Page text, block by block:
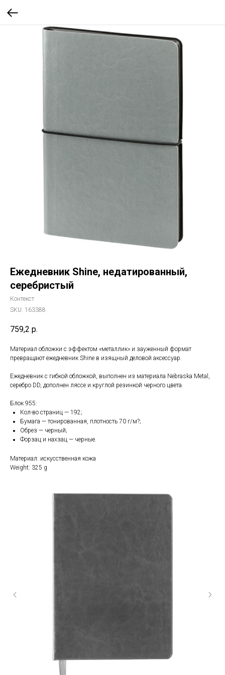
Ежедневник Shine, недатированный,
серебристый
Контекст
SKU: 163388
759,2 р.
Материал обложки с эффектом «металлик» и зауженный формат
превращают ежедневник Shine в изящный деловой аксессуар.
Ежедневник с гибкой обложкой, выполнен из материала Nebraska Metal,
серебро DD, дополнен ляссе и круглой резинкой черного цвета.
Блок 955:
Кол-во страниц — 192;
Бумага — тонированная, плотность 70 г/м?;
Обрез — черный;
Форзац и нахзац — черные.
Материал: искусственная кожа
Weight: 325 g